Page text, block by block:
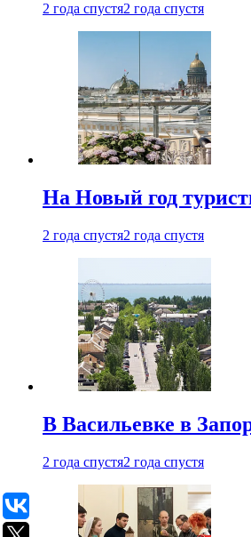
2 года спустя2 года спустя
На Новый год
2 года спустя2 года спустя
В Васильевке в
2 года спустя2 года спустя